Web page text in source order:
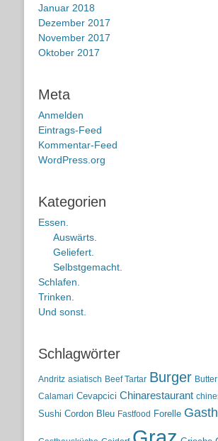
Januar 2018
Dezember 2017
November 2017
Oktober 2017
Meta
Anmelden
Eintrags-Feed
Kommentar-Feed
WordPress.org
Kategorien
Essen.
Auswärts.
Geliefert.
Selbstgemacht.
Schlafen.
Trinken.
Und sonst.
Schlagwörter
Andritz asiatisch Beef Tartar Burger
Calamari Cevapcici Chinarestaurant
Sushi Cordon Bleu Fastfood Forelle